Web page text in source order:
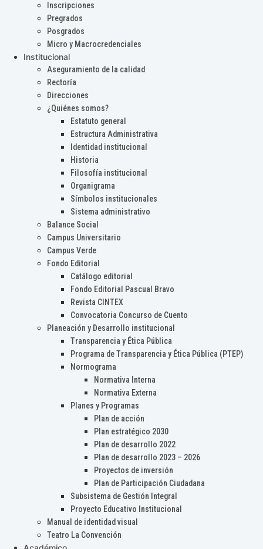
Inscripciones
Pregrados
Posgrados
Micro y Macrocredenciales
Institucional
Aseguramiento de la calidad
Rectoría
Direcciones
¿Quiénes somos?
Estatuto general
Estructura Administrativa
Identidad institucional
Historia
Filosofía institucional
Organigrama
Símbolos institucionales
Sistema administrativo
Balance Social
Campus Universitario
Campus Verde
Fondo Editorial
Catálogo editorial
Fondo Editorial Pascual Bravo
Revista CINTEX
Convocatoria Concurso de Cuento
Planeación y Desarrollo institucional
Transparencia y Ética Pública
Programa de Transparencia y Ética Pública (PTEP)
Normograma
Normativa Interna
Normativa Externa
Planes y Programas
Plan de acción
Plan estratégico 2030
Plan de desarrollo 2022
Plan de desarrollo 2023 – 2026
Proyectos de inversión
Plan de Participación Ciudadana
Subsistema de Gestión Integral
Proyecto Educativo Institucional
Manual de identidad visual
Teatro La Convención